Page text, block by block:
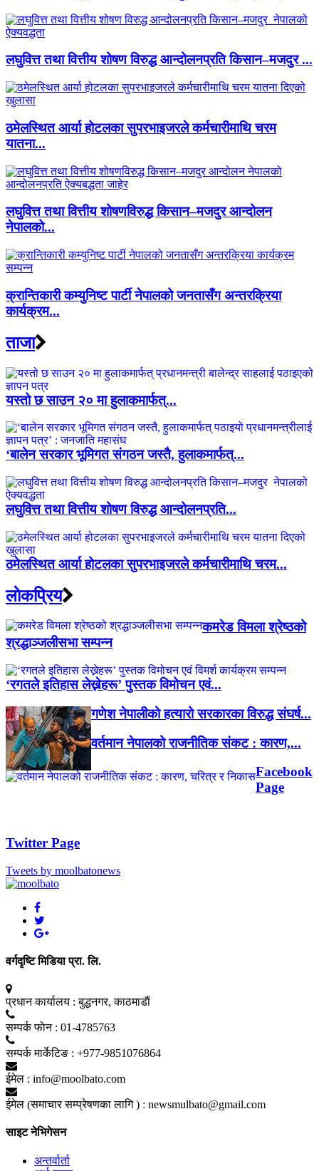
लघुवित्त तथा वित्तीय शोषण विरुद्ध आन्दोलनप्रति किसान–मजदुर ...
ठमेलस्थित आर्या होटलका सुपरभाइजरले कर्मचारीमाथि चरम
यातना...
लघुवित्त तथा वित्तीय शोषणविरुद्ध किसान–मजदुर आन्दोलन
नेपालको...
क्रान्तिकारी कम्युनिष्ट पार्टी नेपालको जनतासँग अन्तरक्रिया
कार्यक्रम...
ताजा
यस्तो छ साउन २० मा हुलाकमार्फत्...
‘बालेन सरकार भूमिगत संगठन जस्तै, हुलाकमार्फत्...
लघुवित्त तथा वित्तीय शोषण विरुद्ध आन्दोलनप्रति...
ठमेलस्थित आर्या होटलका सुपरभाइजरले कर्मचारीमाथि चरम...
लाेकप्रिय
कमरेड विमला श्रेष्ठको
श्रद्धाञ्जलीसभा सम्पन्न
‘रगतले इतिहास लेख्नेहरू’ पुस्तक विमोचन एवं...
गणेश नेपालीको हत्यारो सरकारका विरुद्ध संघर्ष...
वर्तमान नेपालको राजनीतिक संकट : कारण,...
Facebook
Page
Twitter Page
Tweets by moolbatonews
वर्गदृष्टि मिडिया प्रा. लि.
प्रधान कार्यालय : बुद्धनगर, काठमाडाैं
सम्पर्क फाेन : 01-4785763
सम्पर्क मार्केटिङ : +977-9851076864
ईमेल : info@moolbato.com
ईमेल (समाचार सम्प्रेषणका लागि ) : newsmulbato@gmail.com
साइट नेभिगेसन
अन्तर्वार्ता